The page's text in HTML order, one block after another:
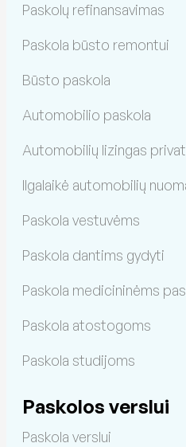
Paskolų refinansavimas
Paskola būsto remontui
Būsto paskola
Automobilio paskola
Automobilių lizingas
Ilgalaikė automobilių
Paskola vestuvėms
Paskola dantims gydyti
Paskola medicininėms
Paskola atostogoms
Paskola studijoms
Paskolos verslui
Paskola verslui